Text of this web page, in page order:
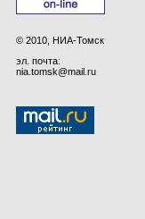
© 2010, НИА-Томск
эл. почта:
nia.tomsk@mail.ru